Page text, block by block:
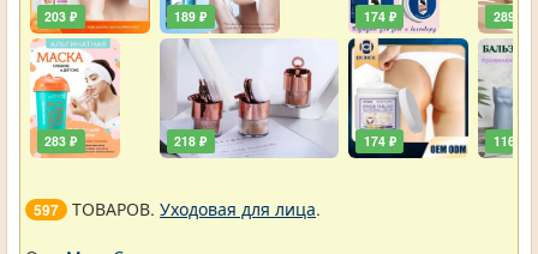
203 ₽
283 ₽
189 ₽
218 ₽
174 ₽
174 ₽
289 ₽
116 ₽
597 ТОВАРОВ. Уходовая для лица.